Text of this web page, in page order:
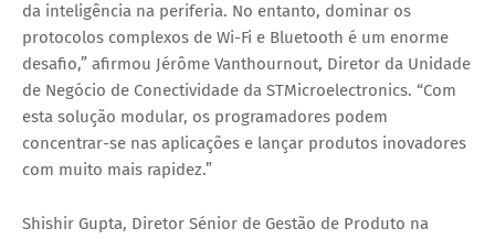
da inteligência na periferia. No entanto, dominar os
protocolos complexos de Wi-Fi e Bluetooth é um enorme
desafio,” afirmou Jérôme Vanthournout, Diretor da Unidade
de Negócio de Conectividade da STMicroelectronics. “Com
esta solução modular, os programadores podem
concentrar-se nas aplicações e lançar produtos inovadores
com muito mais rapidez.”
Shishir Gupta, Diretor Sénior de Gestão de Produto na